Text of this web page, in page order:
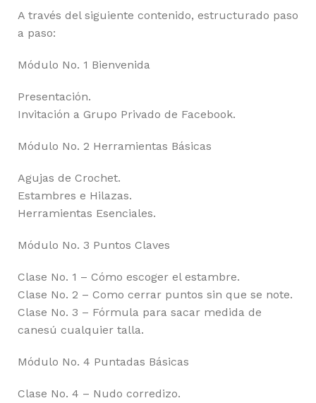
A través del siguiente contenido, estructurado paso
a paso:
Módulo No. 1 Bienvenida
Presentación.
Invitación a Grupo Privado de Facebook.
Módulo No. 2 Herramientas Básicas
Agujas de Crochet.
Estambres e Hilazas.
Herramientas Esenciales.
Módulo No. 3 Puntos Claves
Clase No. 1 – Cómo escoger el estambre.
Clase No. 2 – Como cerrar puntos sin que se note.
Clase No. 3 – Fórmula para sacar medida de
canesú cualquier talla.
Módulo No. 4 Puntadas Básicas
Clase No. 4 – Nudo corredizo.